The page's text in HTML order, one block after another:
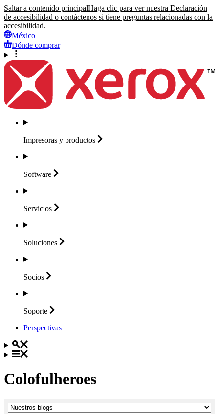
Saltar a contenido principalHaga clic para ver nuestra Declaración
de accesibilidad o contáctenos si tiene preguntas relacionadas con la
accesibilidad.
México
Dónde comprar
Impresoras y productos
Software
Servicios
Soluciones
Socios
Soporte
Perspectivas
Colofulheroes